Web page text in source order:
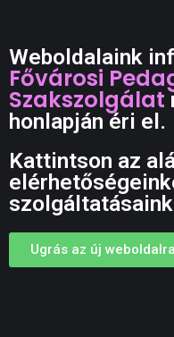
Weboldalaink
Fővárosi
Szakszolgálat
honlapján éri el.
Kattintson az
Ugrás az új weboldalra